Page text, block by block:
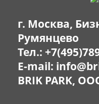
г. Москва,
Румянцево
Тел.:
E-mail:
BRIK PARK,